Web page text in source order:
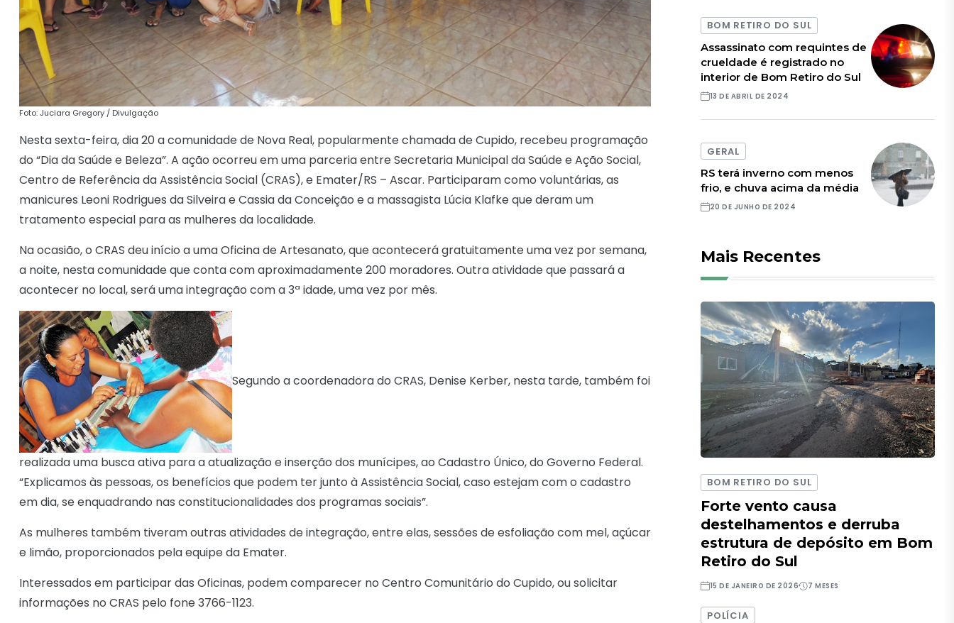
Foto: Juciara Gregory / Divulgação
Nesta sexta-feira, dia 20 a comunidade de Nova Real, popularmente chamada de Cupido, recebeu programação
do “Dia da Saúde e Beleza”. A ação ocorreu em uma parceria entre Secretaria Municipal da Saúde e Ação Social,
Centro de Referência da Assistência Social (CRAS), e Emater/RS – Ascar. Participaram como voluntárias, as
manicures Leoni Rodrigues da Silveira e Cassia da Conceição e a massagista Lúcia Klafke que deram um
tratamento especial para as mulheres da localidade.
Na ocasião, o CRAS deu início a uma Oficina de Artesanato, que acontecerá gratuitamente uma vez por semana,
a noite, nesta comunidade que conta com aproximadamente 200 moradores. Outra atividade que passará a
acontecer no local, será uma integração com a 3ª idade, uma vez por mês.
Segundo a coordenadora do CRAS, Denise Kerber, nesta tarde, também foi
realizada uma busca ativa para a atualização e inserção dos munícipes, ao Cadastro Único, do Governo Federal.
“Explicamos às pessoas, os benefícios que podem ter junto à Assistência Social, caso estejam com o cadastro
em dia, se enquadrando nas constitucionalidades dos programas sociais”.
As mulheres também tiveram outras atividades de integração, entre elas, sessões de esfoliação com mel, açúcar
e limão, proporcionados pela equipe da Emater.
Interessados em participar das Oficinas, podem comparecer no Centro Comunitário do Cupido, ou solicitar
informações no CRAS pelo fone 3766-1123.
BOM RETIRO DO SUL
Assassinato com requintes de
crueldade é registrado no
interior de Bom Retiro do Sul
13 DE ABRIL DE 2024
GERAL
RS terá inverno com menos
frio, e chuva acima da média
20 DE JUNHO DE 2024
Mais Recentes
BOM RETIRO DO SUL
Forte vento causa
destelhamentos e derruba
estrutura de depósito em Bom
Retiro do Sul
15 DE JANEIRO DE 2026 7 MESES
POLÍCIA